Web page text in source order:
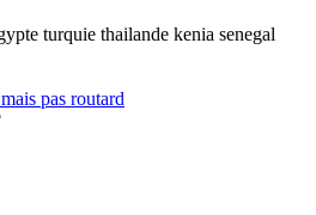
turquie thailande kenia senegal
pas routard